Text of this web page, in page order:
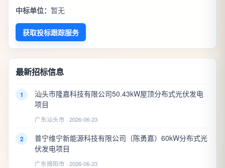
中标单位： 暂无
获取投标跟踪服务
最新招标信息
1
汕头市隆嘉科技有限公司50.43kW屋顶分布式光伏发电
项目
广东汕头市 · 2026-06-23
2
普宁维宁新能源科技有限公司（陈勇嘉）60kW分布式光
伏发电项目
广东揭阳市 · 2026-06-23